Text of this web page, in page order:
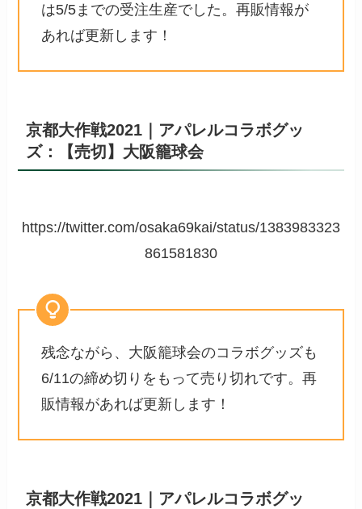
は5/5までの受注生産でした。再販情報が
あれば更新します！
京都大作戦2021｜アパレルコラボグッ
ズ：【売切】大阪籠球会
https://twitter.com/osaka69kai/status/1383983323
861581830
残念ながら、大阪籠球会のコラボグッズも
6/11の締め切りをもって売り切れです。再
販情報があれば更新します！
京都大作戦2021｜アパレルコラボグッ